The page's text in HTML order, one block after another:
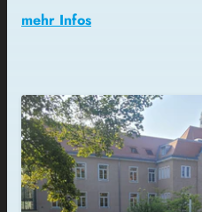
mehr Infos